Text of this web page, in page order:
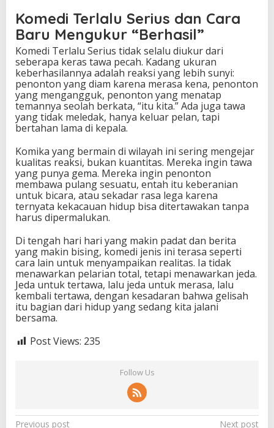
Komedi Terlalu Serius dan Cara
Baru Mengukur “Berhasil”
Komedi Terlalu Serius tidak selalu diukur dari
seberapa keras tawa pecah. Kadang ukuran
keberhasilannya adalah reaksi yang lebih sunyi:
penonton yang diam karena merasa kena, penonton
yang mengangguk, penonton yang menatap
temannya seolah berkata, “itu kita.” Ada juga tawa
yang tidak meledak, hanya keluar pelan, tapi
bertahan lama di kepala.
Komika yang bermain di wilayah ini sering mengejar
kualitas reaksi, bukan kuantitas. Mereka ingin tawa
yang punya gema. Mereka ingin penonton
membawa pulang sesuatu, entah itu keberanian
untuk bicara, atau sekadar rasa lega karena
ternyata kekacauan hidup bisa ditertawakan tanpa
harus dipermalukan.
Di tengah hari hari yang makin padat dan berita
yang makin bising, komedi jenis ini terasa seperti
cara lain untuk menyampaikan realitas. Ia tidak
menawarkan pelarian total, tetapi menawarkan jeda.
Jeda untuk tertawa, lalu jeda untuk merasa, lalu
kembali tertawa, dengan kesadaran bahwa gelisah
itu bagian dari hidup yang sedang kita jalani
bersama.
Post Views: 235
Follow Us
Previous post
Next post